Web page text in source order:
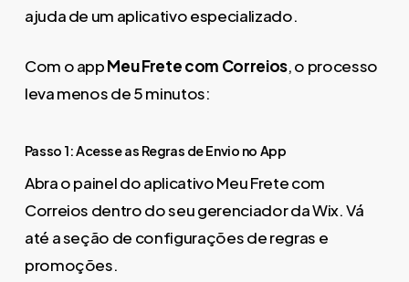
ajuda de um aplicativo especializado.
Com o appMeu Frete com Correios, o processo
leva menos de 5 minutos:
Passo 1: Acesse as Regras de Envio no App
Abra o painel do aplicativo Meu Frete com
Correios dentro do seu gerenciador da Wix. Vá
até a seção de configurações de regras e
promoções.